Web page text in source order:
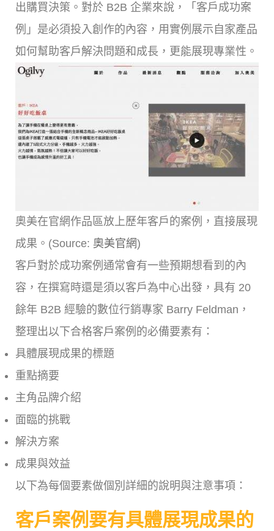
出購買決策。對於 B2B 企業來說，「客戶成功案
例」是必須投入創作的內容，用實例展示自家產品
如何幫助客戶解決問題和成長，更能展現專業性。
奧美在官網作品區放上歷年客戶的案例，直接展現
成果。(Source: 奧美官網)
客戶對於成功案例通常會有一些預期想看到的內
容，在撰寫時還是須以客戶為中心出發，具有 20
餘年 B2B 經驗的數位行銷專家 Barry Feldman，
整理出以下合格客戶案例的必備要素有：
具體展現成果的標題
重點摘要
主角品牌介紹
面臨的挑戰
解決方案
成果與效益
以下為每個要素做個別詳細的說明與注意事項：
客戶案例要有具體展現成果的